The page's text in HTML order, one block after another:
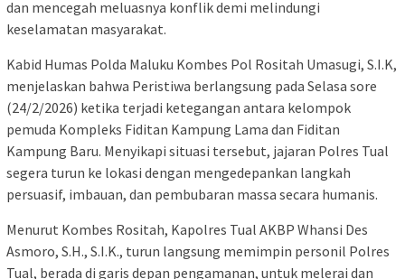
dan mencegah meluasnya konflik demi melindungi
keselamatan masyarakat.
Kabid Humas Polda Maluku Kombes Pol Rositah Umasugi, S.I.K,
menjelaskan bahwa Peristiwa berlangsung pada Selasa sore
(24/2/2026) ketika terjadi ketegangan antara kelompok
pemuda Kompleks Fiditan Kampung Lama dan Fiditan
Kampung Baru. Menyikapi situasi tersebut, jajaran Polres Tual
segera turun ke lokasi dengan mengedepankan langkah
persuasif, imbauan, dan pembubaran massa secara humanis.
Menurut Kombes Rositah, Kapolres Tual AKBP Whansi Des
Asmoro, S.H., S.I.K., turun langsung memimpin personil Polres
Tual, berada di garis depan pengamanan, untuk melerai dan